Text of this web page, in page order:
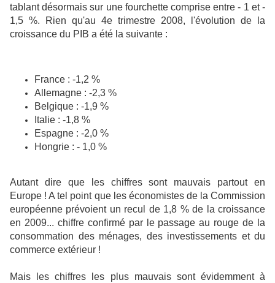
tablant désormais sur une fourchette comprise entre - 1 et -
1,5 %. Rien qu'au 4e trimestre 2008, l'évolution de la
croissance du PIB a été la suivante :
France : -1,2 %
Allemagne : -2,3 %
Belgique : -1,9 %
Italie : -1,8 %
Espagne : -2,0 %
Hongrie : - 1,0 %
Autant dire que les chiffres sont mauvais partout en
Europe ! A tel point que les économistes de la Commission
européenne prévoient un recul de 1,8 % de la croissance
en 2009... chiffre confirmé par le passage au rouge de la
consommation des ménages, des investissements et du
commerce extérieur !
Mais les chiffres les plus mauvais sont évidemment à